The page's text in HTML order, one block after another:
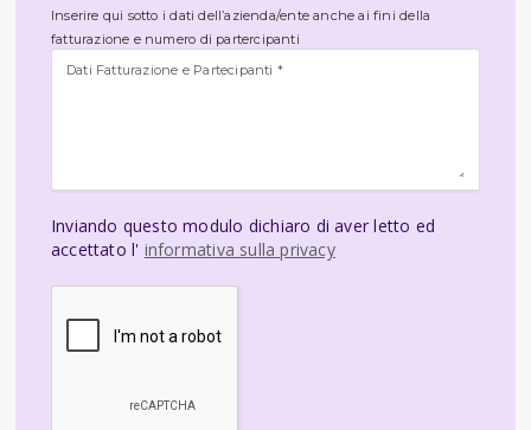
Inserire qui sotto i dati dell’azienda/ente anche ai fini della
fatturazione e numero di partercipanti
Dati Fatturazione e Partecipanti *
Inviando questo modulo dichiaro di aver letto ed
accettato l' informativa sulla privacy